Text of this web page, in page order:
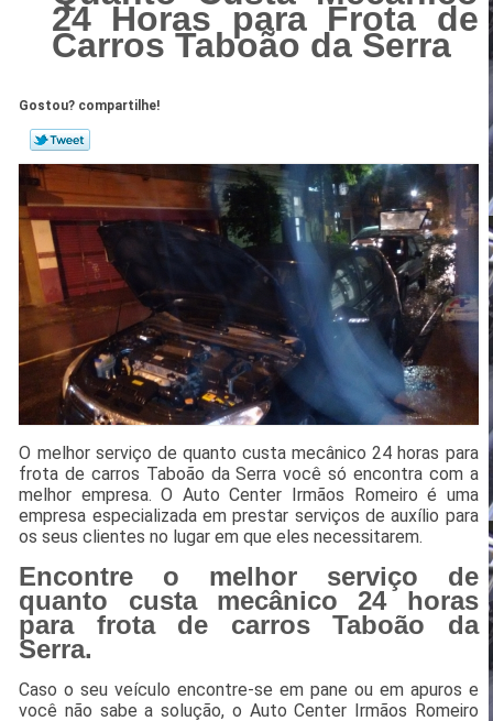
24 Horas para Frota de
Carros Taboão da Serra
Gostou? compartilhe!
O melhor serviço de quanto custa mecânico 24 horas para
frota de carros Taboão da Serra você só encontra com a
melhor empresa. O Auto Center Irmãos Romeiro é uma
empresa especializada em prestar serviços de auxílio para
os seus clientes no lugar em que eles necessitarem.
Encontre o melhor serviço de
quanto custa mecânico 24 horas
para frota de carros Taboão da
Serra.
Caso o seu veículo encontre-se em pane ou em apuros e
você não sabe a solução, o Auto Center Irmãos Romeiro